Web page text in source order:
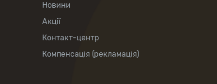
Новини
Акції
Контакт-центр
Компенсація (рекламація)